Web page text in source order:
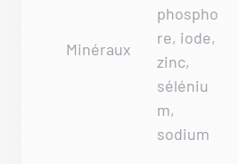
Minéraux
phospho
re, iode,
zinc,
séléniu
m,
sodium